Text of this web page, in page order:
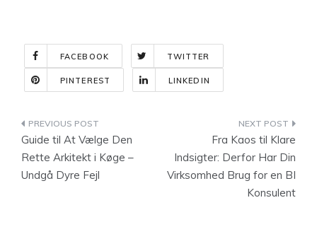
FACEBOOK TWITTER
PINTEREST LINKEDIN
Indlægsnavigation
Guide til At Vælge Den
Rette Arkitekt i Køge –
Undgå Dyre Fejl
Fra Kaos til Klare
Indsigter: Derfor Har Din
Virksomhed Brug for en BI
Konsulent